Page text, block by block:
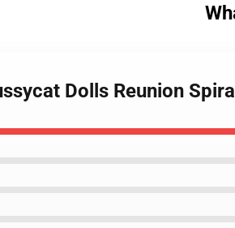
Dolls Reunion